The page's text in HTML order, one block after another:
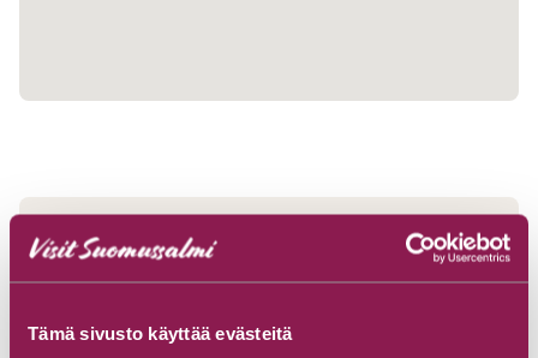
Tämä sivusto käyttää evästeitä
Camping structures
Starting point